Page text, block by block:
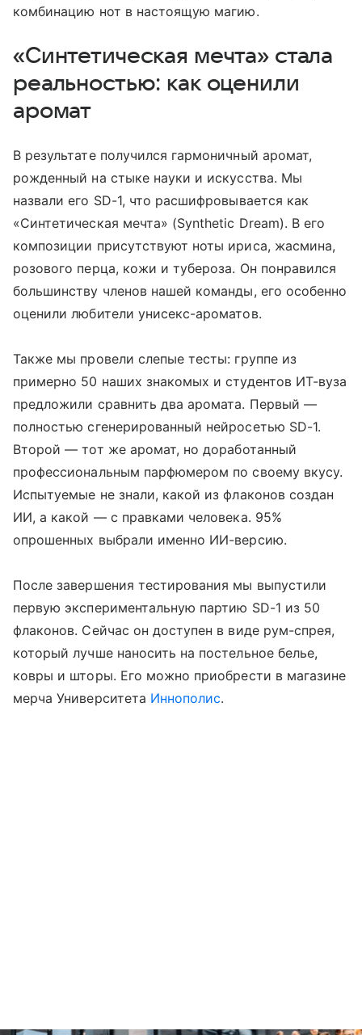
комбинацию нот в настоящую магию.
«Синтетическая мечта» стала
реальностью: как оценили
аромат
В результате получился гармоничный аромат,
рожденный на стыке науки и искусства. Мы
назвали его SD-1, что расшифровывается как
«Синтетическая мечта» (Synthetic Dream). В его
композиции присутствуют ноты ириса, жасмина,
розового перца, кожи и тубероза. Он понравился
большинству членов нашей команды, его особенно
оценили любители унисекс-ароматов.
Также мы провели слепые тесты: группе из
примерно 50 наших знакомых и студентов ИТ-вуза
предложили сравнить два аромата. Первый —
полностью сгенерированный нейросетью SD-1.
Второй — тот же аромат, но доработанный
профессиональным парфюмером по своему вкусу.
Испытуемые не знали, какой из флаконов создан
ИИ, а какой — с правками человека. 95%
опрошенных выбрали именно ИИ-версию.
После завершения тестирования мы выпустили
первую экспериментальную партию SD-1 из 50
флаконов. Сейчас он доступен в виде рум-спрея,
который лучше наносить на постельное белье,
ковры и шторы. Его можно приобрести в магазине
мерча Университета Иннополис.